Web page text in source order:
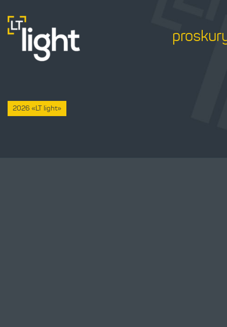
2026 «LT light»